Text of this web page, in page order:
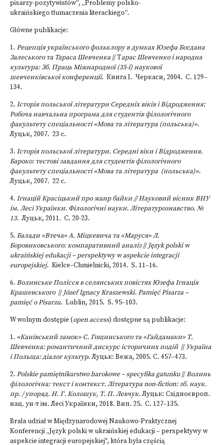
pisarzy-pozytywistów”, „Problemy polsko-
ukraińskiego tłumaczenia literackiego”.
Główne publikacje:
1. Рецепція українського фольклору в думках Юзефа Богдана
Залеського та Тараса Шевченка// Тарас Шевченко і народна
культура: Зб. Праць Міжнародної (35-ї) наукової
шевченківської конференції. Книга І. Черкаси, 2004. С. 129–
134.
2. Історія польської літератури Середніх віків і Відродження:
Робоча навчальна програма для студентів філологічного
факультету спеціальності «Мова та література (польська)».
Луцьк, 2007. 23 с.
3. Історія польської літератури. Середні віки і Відродження.
Бароко: тестові завдання для студентів філологічного
факультету спеціальності «Мова та література (польська)».
Луцьк, 2007. 22 с.
4. Ігнацій Красіцький про жанр байки // Науковий вісник ВНУ
ім. Лесі Українки. Філологічні науки. Літературознавство. №
13. Луцьк, 2011. С. 20-23.
5. Балади «Втеча» А. Міцкевича та «Маруся» Л.
Боровиковського: компаративний аналіз// Język polski w
ukraińskiej edukacji – perspektywy w aspekcie integracji
europejskiej. Kielce–Chmielnicki, 2014. S. 11–16.
6. Волинське Полісся в селянських повістях Юзефа Ігнація
Крашевського// Józef Ignacy Kraszewski. Pamięć Pisarza –
pamięć o Pisarzu. Lublin, 2015. S. 95–103.
W wolnym dostępie (open access) dostępne są publikacje:
1. «Канівський замок» С. Гощинського та «Гайдамаки» Т.
Шевченка: романтичний дискурс історичних подій//Україна
і Польща: діалог культур. Луцьк: Вежа, 2005. С. 457–473.
2. Polskie pamiętnikarstwo barokowe – specyfika gatunku//Волинь
філологічна: текст і контекст. Література non-fiction: зб. наук.
пр. / упоряд. Н. Г. Колошук, Т. П. Левчук. Луцьк: Східноєвроп.
нац. ун-т ім. Лесі Українки, 2018. Вип. 25. С. 127–135.
Brała udział w Międzynarodowej Naukowo-Praktycznej
Konferencji „Język polski w ukraińskiej edukacji – perspektywy w
aspekcie integracji europejskiej", która była częścią